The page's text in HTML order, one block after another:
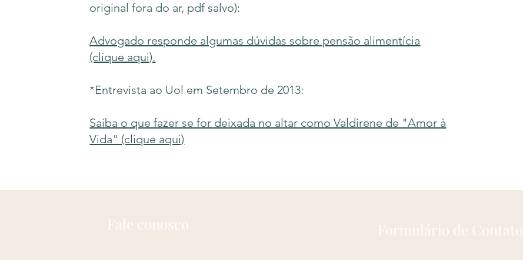
original fora do ar, pdf salvo):
Advogado responde algumas dúvidas sobre pensão alimentícia
(clique aqui).
*Entrevista ao Uol em Setembro de 2013:
Saiba o que fazer se for deixada no altar como Valdirene de "Amor à
Vida" (clique aqui)
Fale conosco Formulário de Contato